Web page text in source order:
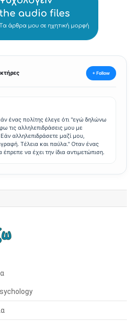
+ Follow
ένας πολίτης έλεγε ότι "εγώ δηλώνω
τις αλληλεπιδράσεις μου με
αλληλεπιδράσετε μαζί μου,
Τέλεια και παύλα." Οταν ένας
έπρεπε να έχει την ίδια αντιμετώπιση.